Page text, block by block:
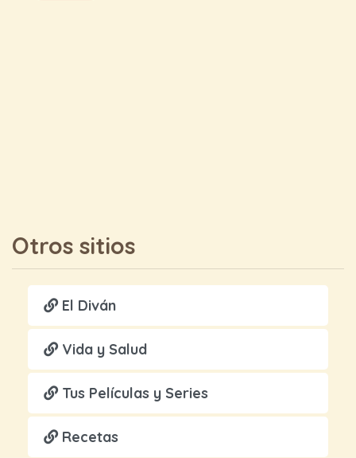
Otros sitios
El Diván
Vida y Salud
Tus Películas y Series
Recetas